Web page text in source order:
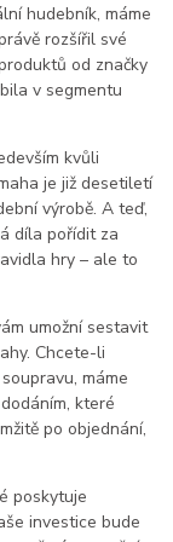
hudebník, máme
rozšířil své
od značky
v segmentu
kvůli
je již desetiletí
výrobě. A teď,
díla pořídit za
hry – ale to
umožní sestavit
Chcete-li
máme
které
po objednání,
poskytuje
investice bude